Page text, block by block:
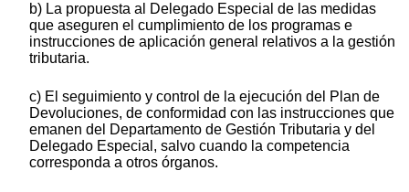
b) La propuesta al Delegado Especial de las medidas
que aseguren el cumplimiento de los programas e
instrucciones de aplicación general relativos a la gestión
tributaria.
c) El seguimiento y control de la ejecución del Plan de
Devoluciones, de conformidad con las instrucciones que
emanen del Departamento de Gestión Tributaria y del
Delegado Especial, salvo cuando la competencia
corresponda a otros órganos.